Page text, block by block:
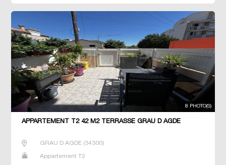
8 PHOTO(S)
APPARTEMENT T2 42 M2 TERRASSE GRAU D AGDE
GRAU D AGDE(34300)
Appartement T2